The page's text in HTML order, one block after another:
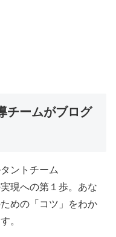
チームがブログ
ントチーム
現への第１歩。あな
めの「コツ」をわか
。